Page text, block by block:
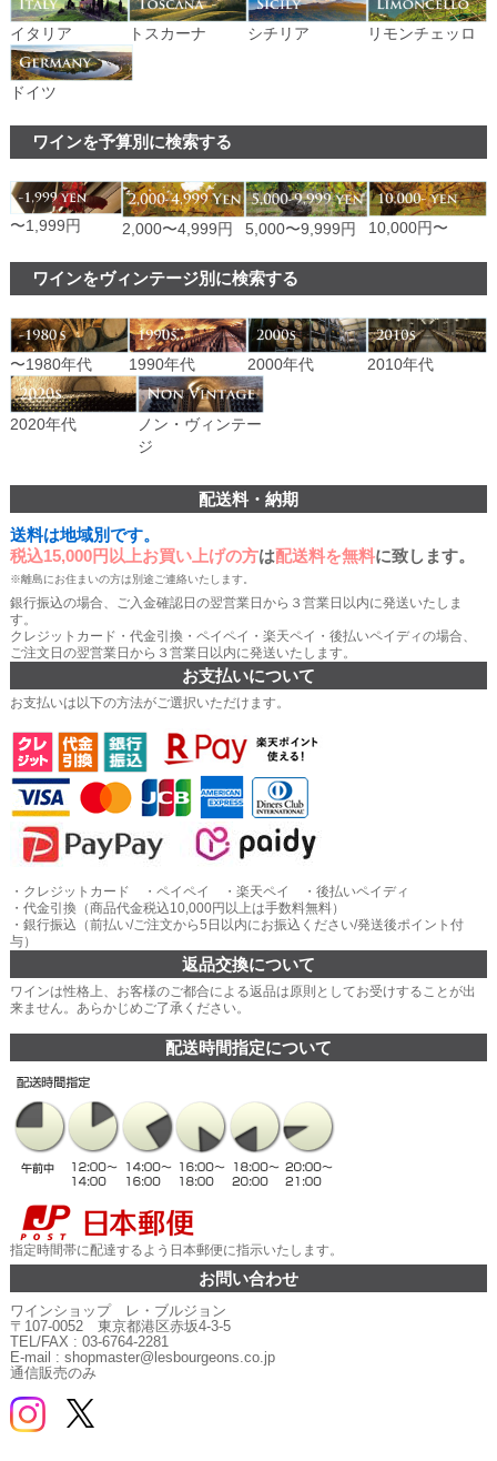
イタリア トスカーナ シチリア リモンチェッロ
ドイツ
ワインを予算別に検索する
〜1,999円 2,000〜4,999円 5,000〜9,999円 10,000円〜
ワインをヴィンテージ別に検索する
〜1980年代 1990年代 2000年代 2010年代
2020年代
ノン・ヴィンテー
ジ
配送料・納期
送料は地域別です。
税込15,000円以上お買い上げの方は配送料を無料に致します。
※離島にお住まいの方は別途ご連絡いたします。
銀行振込の場合、ご入金確認日の翌営業日から３営業日以内に発送いたしま
す。
クレジットカード・代金引換・ペイペイ・楽天ペイ・後払いペイディの場合、
ご注文日の翌営業日から３営業日以内に発送いたします。
お支払いについて
お支払いは以下の方法がご選択いただけます。
・クレジットカード ・ペイペイ ・楽天ペイ ・後払いペイディ
・代金引換（商品代金税込10,000円以上は手数料無料）
・銀行振込（前払い/ご注文から5日以内にお振込ください/発送後ポイント付
与）
返品交換について
ワインは性格上、お客様のご都合による返品は原則としてお受けすることが出
来ません。あらかじめご了承ください。
配送時間指定について
指定時間帯に配達するよう日本郵便に指示いたします。
お問い合わせ
ワインショップ レ・ブルジョン
〒107-0052 東京都港区赤坂4-3-5
TEL/FAX : 03-6764-2281
E-mail : shopmaster@lesbourgeons.co.jp
通信販売のみ